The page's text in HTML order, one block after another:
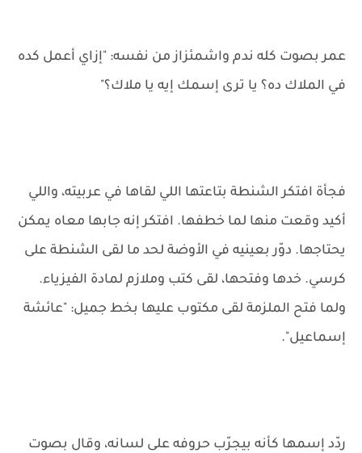
عمر بصوت كله ندم واشمئزاز من نفسه: "إزاي أعمل كده
في الملاك ده؟ يا ترى إسمك إيه يا ملاك؟"
فجأة افتكر الشنطة بتاعتها اللي لقاها في عربيته، واللي
أكيد وقعت منها لما خطفها. افتكر إنه جابها معاه يمكن
يحتاجها. دوّر بعينيه في الأوضة لحد ما لقى الشنطة على
كرسي. خدها وفتحها، لقى كتب وملازم لمادة الفيزياء.
ولما فتح الملزمة لقى مكتوب عليها بخط جميل: "عائشة
إسماعيل".
ردّد إسمها كأنه بيجرّب حروفه على لسانه، وقال بصوت